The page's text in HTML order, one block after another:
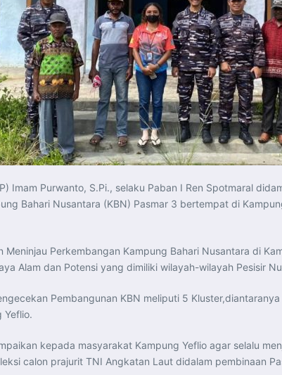
Imam Purwanto, S.Pi., selaku Paban I Ren Spotmaral
Bahari Nusantara (KBN) Pasmar 3 bertempat di
Perkembangan Kampung Bahari Nusantara di
Alam dan Potensi yang dimiliki wilayah-wilayah Pesisir
Pembangunan KBN meliputi 5
Yeflio.
kepada masyarakat Kampung Yeflio agar selalu
calon prajurit TNI Angkatan Laut didalam pembinaan